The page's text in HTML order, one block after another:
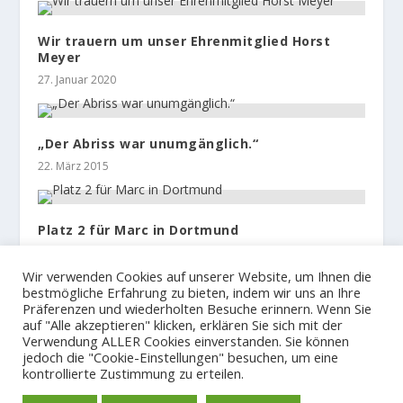
Wir trauern um unser Ehrenmitglied Horst
Meyer
27. Januar 2020
„Der Abriss war unumgänglich.“
22. März 2015
Platz 2 für Marc in Dortmund
© 2023Der Hamburger und Germania Ruder Club
Impressum und Spendenkonto Datenschutzerklärung
Wir verwenden Cookies auf unserer Website, um Ihnen die
bestmögliche Erfahrung zu bieten, indem wir uns an Ihre
Präferenzen und wiederholten Besuche erinnern. Wenn Sie
auf "Alle akzeptieren" klicken, erklären Sie sich mit der
Verwendung ALLER Cookies einverstanden. Sie können
jedoch die "Cookie-Einstellungen" besuchen, um eine
kontrollierte Zustimmung zu erteilen.